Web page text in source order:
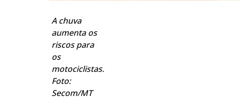
A chuva
aumenta os
riscos para
os
motociclistas.
Foto:
Secom/MT